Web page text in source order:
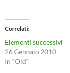
Correlati
Elementi successivi
26 Gennaio 2010
In "Old"